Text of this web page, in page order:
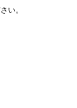
い。